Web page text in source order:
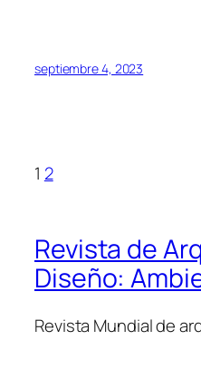
septiembre 4, 2023
1 2
Revista de
Diseño:
Revista Mundial de